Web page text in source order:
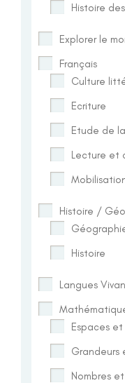
Histoire
Explorer le
Français
Culture
Ecriture
Etude de
Lecture et
Histoire /
Histoire
Langues
Espaces
Grandeurs
Nombres